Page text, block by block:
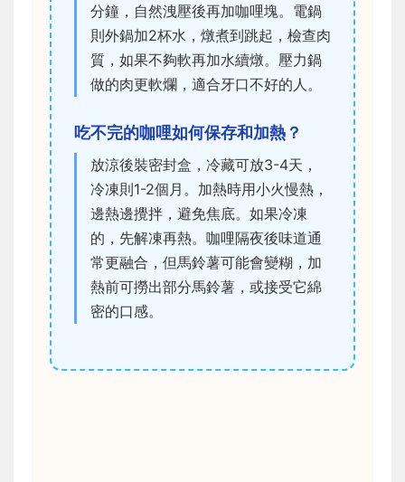
分鐘，自然洩壓後再加咖哩塊。電鍋
則外鍋加2杯水，燉煮到跳起，檢查肉
質，如果不夠軟再加水續燉。壓力鍋
做的肉更軟爛，適合牙口不好的人。
吃不完的咖哩如何保存和加熱？
放涼後裝密封盒，冷藏可放3-4天，
冷凍則1-2個月。加熱時用小火慢熱，
邊熱邊攪拌，避免焦底。如果冷凍
的，先解凍再熱。咖哩隔夜後味道通
常更融合，但馬鈴薯可能會變糊，加
熱前可撈出部分馬鈴薯，或接受它綿
密的口感。